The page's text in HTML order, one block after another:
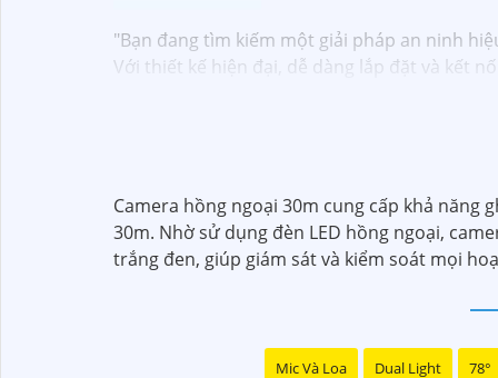
"Bạn đang tìm kiếm một giải pháp an ninh
Với thiết kế hiện đại, dễ dàng lắp đặt và kết
Không chỉ vậy, sản phẩm cũng mang lại
Đừng bỏ lỡ cơ hội sở hữu Camera Wifi Ezviz
Camera hồng ngoại 30m cung cấp khả năng
30m. Nhờ sử dụng đèn LED hồng ngoại,
trắng đen, giúp giám sát và kiểm soát mọi
Mic Và Loa Dual Light 78°